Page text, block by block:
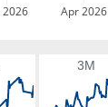
2026 Apr 2026
3M